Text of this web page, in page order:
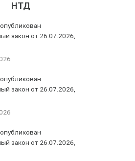
НТД
закон от 26.07.2026,
закон от 26.07.2026,
закон от 26.07.2026,